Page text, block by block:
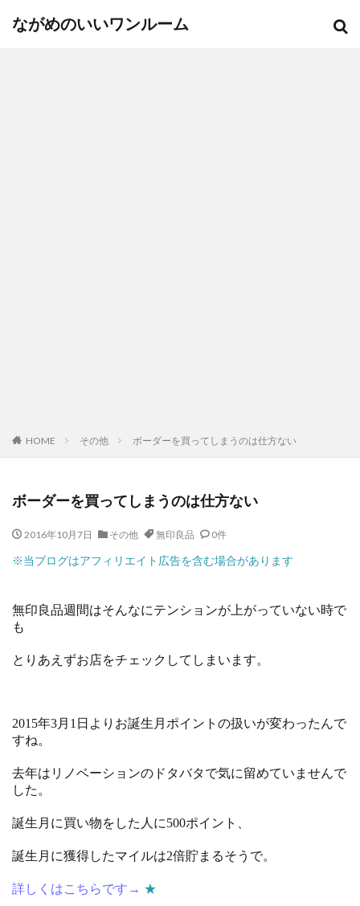
ながめのいいワンルーム
HOME その他 ボーダーを買ってしまうのは仕方ない
ボーダーを買ってしまうのは仕方ない
2016年10月7日 その他 無印良品 0件
※当ブログはアフィリエイト広告を含む場合があります
無印良品週間はそんなにテンションが上がっていない時で
も
とりあえずお店をチェックしてしまいます。
2015年3月1日よりお誕生月ポイントの扱いが変わったんで
すね。
去年はリノベーションのドタバタで気に留めていませんで
した。
誕生月に買い物をした人に500ポイント、
誕生月に獲得したマイルは2倍貯まるそうで。
詳しくはこちらです→ ★